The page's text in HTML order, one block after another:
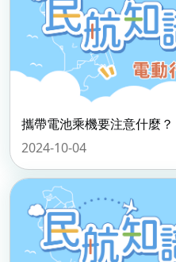
攜帶電池乘機要注意什麼？
2024-10-04